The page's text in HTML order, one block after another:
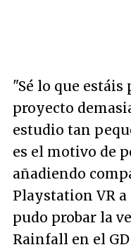
"Sé lo que estáis
proyecto
estudio tan
es el motivo de
añadiendo
Playstation VR a
pudo probar la
Rainfall en el